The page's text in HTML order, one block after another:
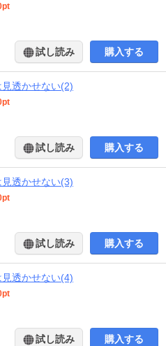
試し読み 購入する
見透かせない(2)
試し読み 購入する
見透かせない(3)
試し読み 購入する
見透かせない(4)
試し読み 購入する